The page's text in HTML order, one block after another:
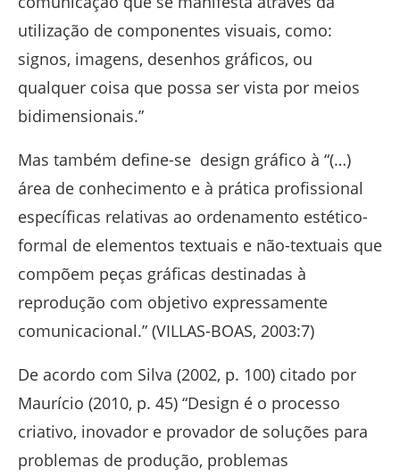
utilização de componentes visuais, como:
signos, imagens, desenhos gráficos, ou
qualquer coisa que possa ser vista por meios
bidimensionais.”
Mas também define-se design gráfico à “(…)
área de conhecimento e à prática profissional
específicas relativas ao ordenamento estético-
formal de elementos textuais e não-textuais que
compõem peças gráficas destinadas à
reprodução com objetivo expressamente
comunicacional.” (VILLAS-BOAS, 2003:7)
De acordo com Silva (2002, p. 100) citado por
Maurício (2010, p. 45) “Design é o processo
criativo, inovador e provador de soluções para
problemas de produção, problemas